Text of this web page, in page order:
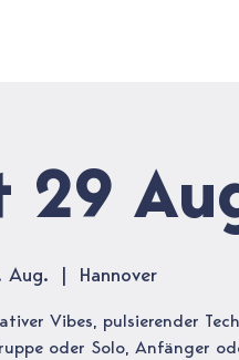
29
Aug.
  |
Hannover
Vibes, pulsierender
oder Solo, Anfänger